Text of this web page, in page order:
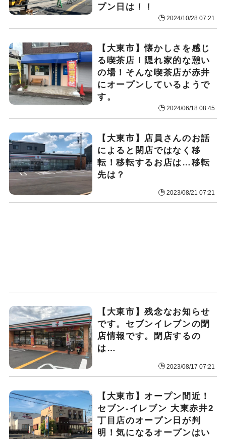
プン日は！！
2024/10/28 07:21
【大東市】懐かしさを感じ
る喫茶店！隠れ家的な憩い
の場！そんな喫茶店が赤井
にオープンしているようで
す。
2024/06/18 08:45
【大東市】店員さんのお話
によると閉店ではなく移
転！移転するお店は…移転
先は？
2023/08/21 07:21
【大東市】残念なお知らせ
です。セブンイレブンの閉
店情報です。閉店するの
は…
2023/08/17 07:21
【大東市】オープン間近！
セブン-イレブン 大東赤井2
丁目店のオープン日が判
明！気になるオープンはい